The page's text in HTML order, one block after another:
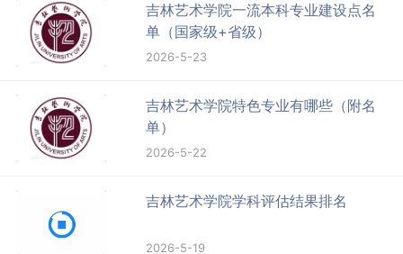
吉林艺术学院一流本科专业建设点名
单（国家级+省级）
2026-5-23
吉林艺术学院特色专业有哪些（附名
单）
2026-5-22
吉林艺术学院学科评估结果排名
2026-5-19